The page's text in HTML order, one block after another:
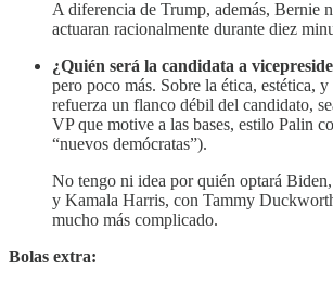
A diferencia de Trump, además, Bernie
actuaran racionalmente durante diez
¿Quién será la candidata a
pero poco más. Sobre la ética, estética,
refuerza un flanco débil del candidato,
VP que motive a las bases, estilo Palin
“nuevos demócratas”).
No tengo ni idea por quién optará
y Kamala Harris, con Tammy
mucho más complicado.
Bolas extra: